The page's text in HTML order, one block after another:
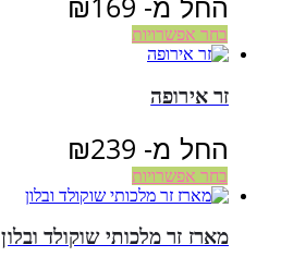
בחר אפשרויות
זר אירופה
החל מ- ₪239
בחר אפשרויות
מארז זר מלכותי שוקולד ובלון